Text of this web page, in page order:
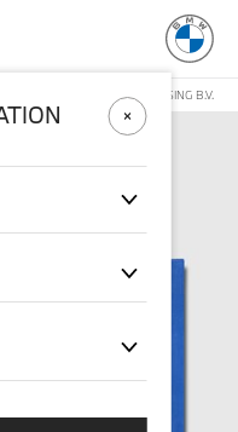
STICHD SPORTSMERCHANDISING B.V.